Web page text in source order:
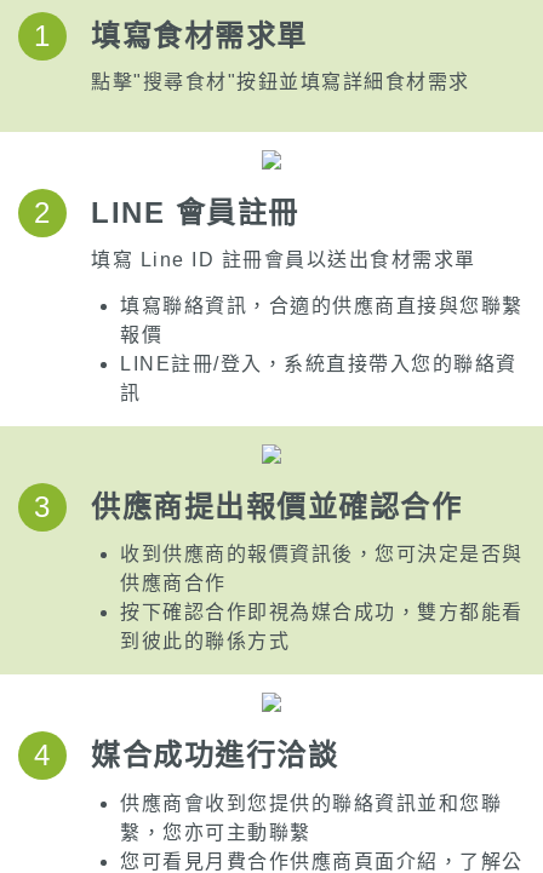
1 填寫食材需求單
點擊"搜尋食材"按鈕並填寫詳細食材需求
2 LINE 會員註冊
填寫 Line ID 註冊會員以送出食材需求單
填寫聯絡資訊，合適的供應商直接與您聯繫
報價
LINE註冊/登入，系統直接帶入您的聯絡資
訊
3 供應商提出報價並確認合作
收到供應商的報價資訊後，您可決定是否與
供應商合作
按下確認合作即視為媒合成功，雙方都能看
到彼此的聯係方式
4 媒合成功進行洽談
供應商會收到您提供的聯絡資訊並和您聯
繫，您亦可主動聯繫
您可看見月費合作供應商頁面介紹，了解公